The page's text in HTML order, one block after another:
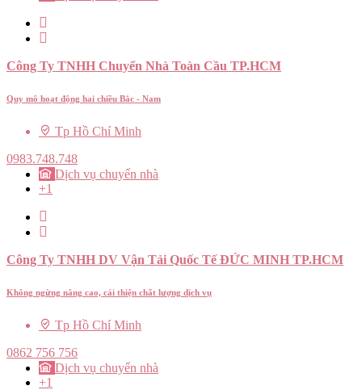
Công Ty TNHH Chuyển Nhà Toàn Cầu TP.HCM
Quy mô hoạt động hai chiều Bắc - Nam
Tp Hồ Chí Minh
0983.748.748
Dịch vụ chuyển nhà
+1
Công Ty TNHH DV Vận Tải Quốc Tế ĐỨC MINH TP.HCM
Không ngừng nâng cao, cải thiện chất lượng dịch vụ
Tp Hồ Chí Minh
0862 756 756
Dịch vụ chuyển nhà
+1